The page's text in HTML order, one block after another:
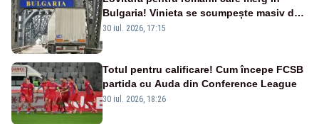
Bulgaria! Vinieta se scumpește masiv de
la 1 august
30 iul. 2026, 17:15
Totul pentru calificare! Cum începe FCSB
partida cu Auda din Conference League
30 iul. 2026, 18:26